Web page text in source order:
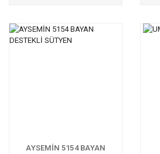
AYSEMİN 5154 BAYAN